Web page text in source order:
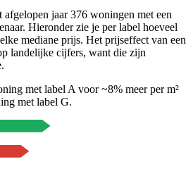
jaar 376 woningen met een
Hieronder zie je per label hoeveel
mediane prijs. Het prijseffect van een
landelijke cijfers, want die zijn
met label A voor ~8% meer per m²
met label G.